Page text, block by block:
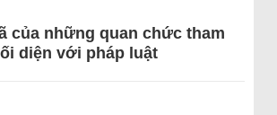
của những quan chức tham
diện với pháp luật